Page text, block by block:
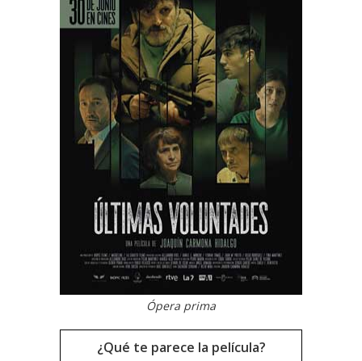
Ópera prima
¿Qué te parece la película?